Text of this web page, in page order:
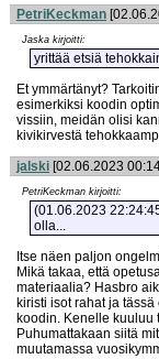
PetriKeckman
Jaska kirjoitti:
yrittää etsiä
Et ymmärtänyt?
esimerkiksi koodin
vissiin, meidän olisi
kivikirvestä
jalski [02.06.2023
PetriKeckman kirjoitti:
(01.06.2023
olla...
Itse näen paljon
Mikä takaa, että
materiaalia? Hasbro
kiristi isot rahat ja
koodin. Kenelle kuuluu
Puhumattakaan siitä
muutamassa